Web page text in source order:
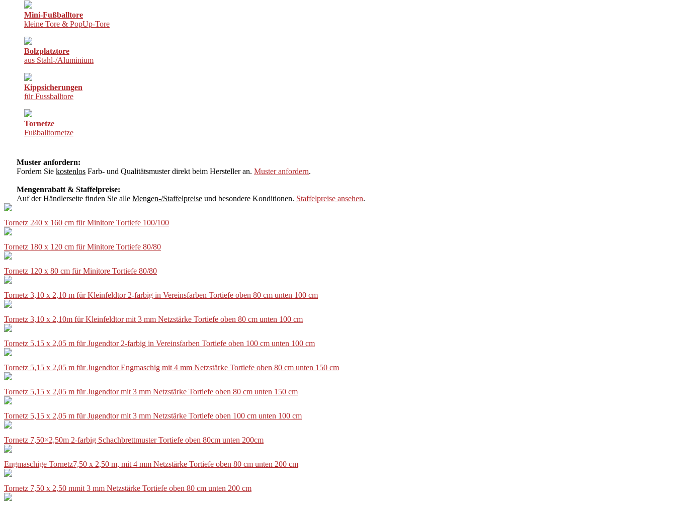
Mini-Fußballtore
kleine Tore & PopUp-Tore
Bolzplatztore
aus Stahl-/Aluminium
Kippsicherungen
für Fussballtore
Tornetze
Fußballtornetze
Muster anfordern:
Fordern Sie kostenlos Farb- und Qualitätsmuster direkt beim Hersteller an. Muster anfordern.
Mengenrabatt & Staffelpreise:
Auf der Händlerseite finden Sie alle Mengen-/Staffelpreise und besondere Konditionen. Staffelpreise ansehen.
Tornetz 240 x 160 cm für Minitore Tortiefe 100/100
Tornetz 180 x 120 cm für Minitore Tortiefe 80/80
Tornetz 120 x 80 cm für Minitore Tortiefe 80/80
Tornetz 3,10 x 2,10 m für Kleinfeldtor 2-farbig in Vereinsfarben Tortiefe oben 80 cm unten 100 cm
Tornetz 3,10 x 2,10m für Kleinfeldtor mit 3 mm Netzstärke Tortiefe oben 80 cm unten 100 cm
Tornetz 5,15 x 2,05 m für Jugendtor 2-farbig in Vereinsfarben Tortiefe oben 100 cm unten 100 cm
Tornetz 5,15 x 2,05 m für Jugendtor Engmaschig mit 4 mm Netzstärke Tortiefe oben 80 cm unten 150 cm
Tornetz 5,15 x 2,05 m für Jugendtor mit 3 mm Netzstärke Tortiefe oben 80 cm unten 150 cm
Tornetz 5,15 x 2,05 m für Jugendtor mit 3 mm Netzstärke Tortiefe oben 100 cm unten 100 cm
Tornetz 7,50×2,50m 2-farbig Schachbrettmuster Tortiefe oben 80cm unten 200cm
Engmaschige Tornetz7,50 x 2,50 m, mit 4 mm Netzstärke Tortiefe oben 80 cm unten 200 cm
Tornetz 7,50 x 2,50 mmit 3 mm Netzstärke Tortiefe oben 80 cm unten 200 cm